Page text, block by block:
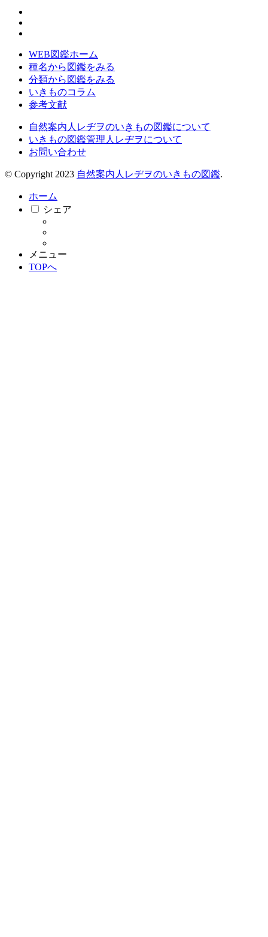
WEB図鑑ホーム
種名から図鑑をみる
分類から図鑑をみる
いきものコラム
参考文献
自然案内人レヂヲのいきもの図鑑について
いきもの図鑑管理人レヂヲについて
お問い合わせ
© Copyright 2023 自然案内人レヂヲのいきもの図鑑.
ホーム
シェア
メニュー
TOPへ